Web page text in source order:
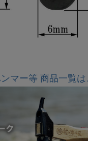
マー等 商品一覧は